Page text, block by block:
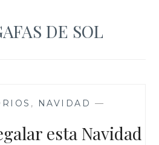
DE SOL
, NAVIDAD —
esta Navidad